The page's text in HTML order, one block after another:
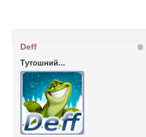
Deff
Тутошний...